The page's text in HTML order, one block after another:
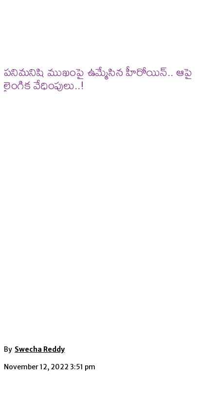
పనిమనిషి ముఖంపై ఉమ్మేసిన హీరోయిన్.. ఆపై
లైంగిక వేధింపులు..!
By Swecha Reddy
November 12, 2022 3:51 pm